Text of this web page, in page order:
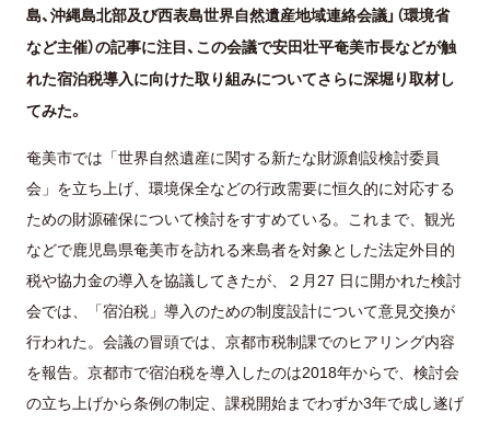
島、沖縄島北部及び西表島世界自然遺産地域連絡会議」（環境省
など主催）の記事に注目、この会議で安田壮平奄美市長などが触
れた宿泊税導入に向けた取り組みについてさらに深堀り取材し
てみた。
奄美市では「世界自然遺産に関する新たな財源創設検討委員
会」を立ち上げ、環境保全などの行政需要に恒久的に対応する
ための財源確保について検討をすすめている。これまで、観光
などで鹿児島県奄美市を訪れる来島者を対象とした法定外目的
税や協力金の導入を協議してきたが、２月27 日に開かれた検討
会では、「宿泊税」導入のための制度設計について意見交換が
行われた。会議の冒頭では、京都市税制課でのヒアリング内容
を報告。京都市で宿泊税を導入したのは2018年からで、検討会
の立ち上げから条例の制定、課税開始までわずか3年で成し遂げ